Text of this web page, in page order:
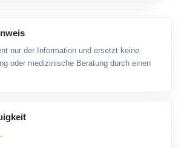
nur der Information und ersetzt keine
oder medizinische Beratung durch einen